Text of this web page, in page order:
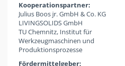
Kooperationspartner:
Julius Boos jr. GmbH & Co. KG
LIVINGSOLIDS GmbH
TU Chemnitz, Institut für
Werkzeugmaschinen und
Produktionsprozesse
Fördermittelgeber: